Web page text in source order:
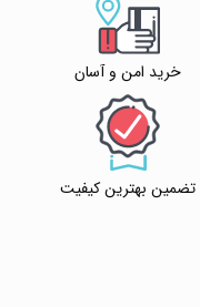
خرید امن و آسان
تضمین بهترین کیفیت